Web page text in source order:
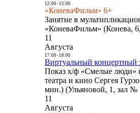
12:00- 13:00
«КоневаФильм» 6+
Занятие в
«КоневаФильм» (Конева,
11
Августа
17:00- 18:00
Виртуальный концертный
Показ х/ф «Смелые люди»
театра и кино Сергея
мин.) (Ульяновой, 1, зал №
11
Августа